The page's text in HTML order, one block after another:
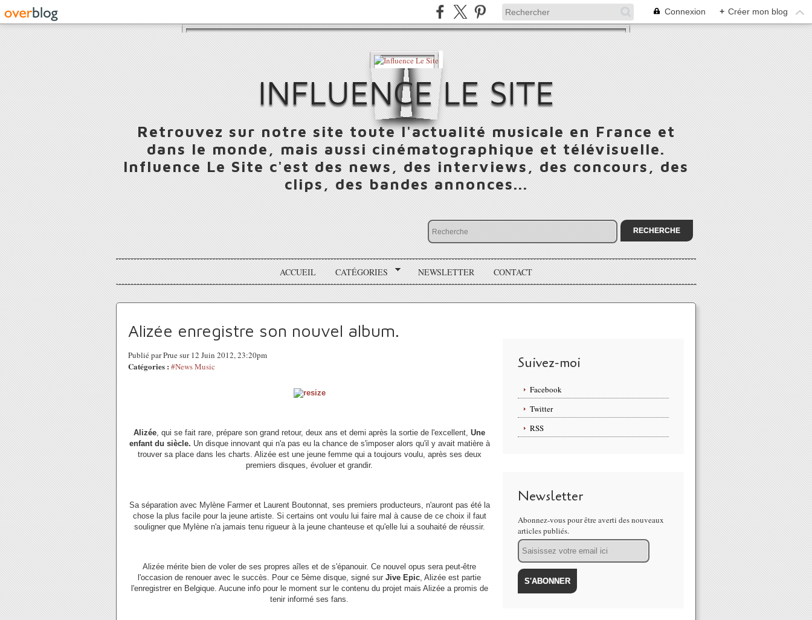
Connexion + Créer mon blog
INFLUENCE LE SITE
Retrouvez sur notre site toute l'actualité musicale en France et
dans le monde, mais aussi cinématographique et télévisuelle.
Influence Le Site c'est des news, des interviews, des concours, des
clips, des bandes annonces...
ACCUEIL CATÉGORIES NEWSLETTER CONTACT
Alizée enregistre son nouvel album.
Publié par Prue sur 12 Juin 2012, 23:20pm
Catégories : #News Music
Alizée, qui se fait rare, prépare son grand retour, deux ans et demi après la sortie de l'excellent, Une
enfant du siècle. Un disque innovant qui n'a pas eu la chance de s'imposer alors qu'il y avait matière à
trouver sa place dans les charts. Alizée est une jeune femme qui a toujours voulu, après ses deux
premiers disques, évoluer et grandir.
Sa séparation avec Mylène Farmer et Laurent Boutonnat, ses premiers producteurs, n'auront pas été la
chose la plus facile pour la jeune artiste. Si certains ont voulu lui faire mal à cause de ce choix il faut
souligner que Mylène n'a jamais tenu rigueur à la jeune chanteuse et qu'elle lui a souhaité de réussir.
Alizée mérite bien de voler de ses propres aîles et de s'épanouir. Ce nouvel opus sera peut-être
l'occasion de renouer avec le succès. Pour ce 5ème disque, signé sur Jive Epic, Alizée est partie
l'enregistrer en Belgique. Aucune info pour le moment sur le contenu du projet mais Alizée a promis de
tenir informé ses fans.
Suivez-moi
Facebook
Twitter
RSS
Newsletter
Abonnez-vous pour être averti des nouveaux
articles publiés.
Email